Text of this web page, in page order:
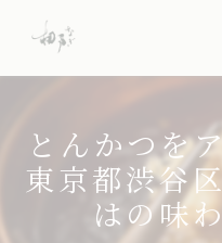
とんかつを
東京都渋谷
はの味